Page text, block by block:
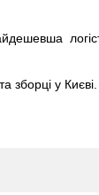
зборці у Києві.